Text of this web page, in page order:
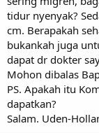
tidur nyenyak?
cm. Berapakah
bukankah juga
dapat dr dokter
Mohon dibalas
PS. Apakah itu
dapatkan?
Salam. Uden-